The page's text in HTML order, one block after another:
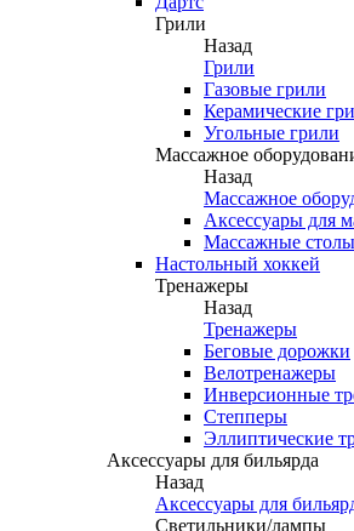
Грили
Назад
Грили
Газовые грили
Керамические
Угольные грили
Массажное
Назад
Массажное
Аксессуары для
Массажные столы
Настольный хоккей
Тренажеры
Назад
Тренажеры
Беговые дорожки
Велотренажеры
Инверсионные
Степперы
Эллиптические
Аксессуары для бильярда
Назад
Аксессуары для
Светильники/лампы